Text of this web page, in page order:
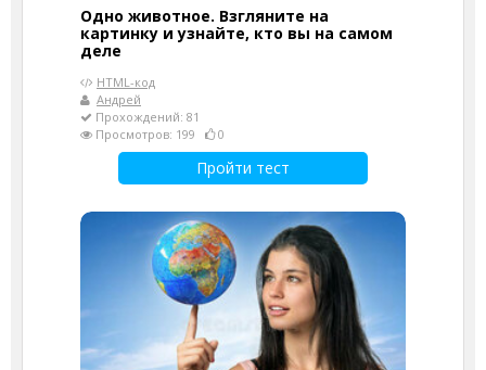
Одно животное. Взгляните на
картинку и узнайте, кто вы на самом
деле
HTML-код
Андрей
Прохождений: 81
Просмотров: 199
0
Пройти тест